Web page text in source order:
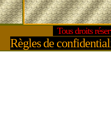
Tous droits
Règles de